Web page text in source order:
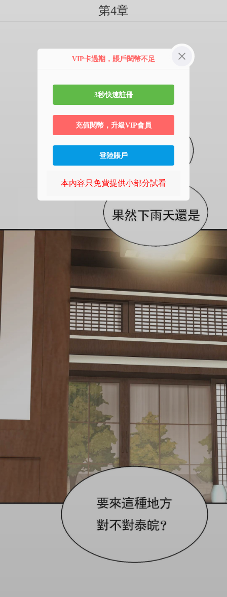
第4章
VIP卡過期，賬戶閱幣不足
3秒快速註冊
充值閱幣，升級VIP會員
登陸賬戶
本內容只免費提供小部分試看